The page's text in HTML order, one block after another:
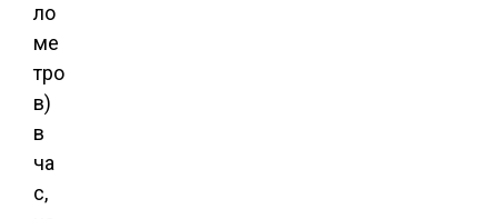
ло
ме
тро
в)
в
ча
с,